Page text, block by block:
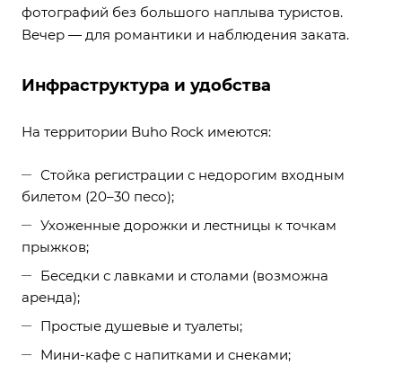
фотографий без большого наплыва туристов.
Вечер — для романтики и наблюдения заката.
Инфраструктура и удобства
На территории Buho Rock имеются:
Стойка регистрации с недорогим входным
билетом (20–30 песо);
Ухоженные дорожки и лестницы к точкам
прыжков;
Беседки с лавками и столами (возможна
аренда);
Простые душевые и туалеты;
Мини-кафе с напитками и снеками;